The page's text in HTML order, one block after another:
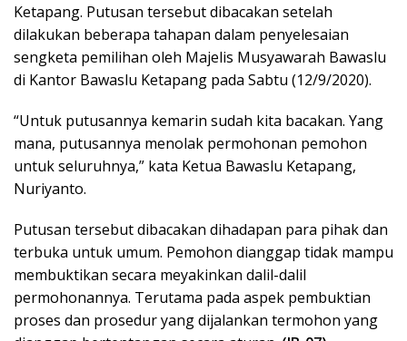
Ketapang. Putusan tersebut dibacakan setelah
dilakukan beberapa tahapan dalam penyelesaian
sengketa pemilihan oleh Majelis Musyawarah Bawaslu
di Kantor Bawaslu Ketapang pada Sabtu (12/9/2020).
“Untuk putusannya kemarin sudah kita bacakan. Yang
mana, putusannya menolak permohonan pemohon
untuk seluruhnya,” kata Ketua Bawaslu Ketapang,
Nuriyanto.
Putusan tersebut dibacakan dihadapan para pihak dan
terbuka untuk umum. Pemohon dianggap tidak mampu
membuktikan secara meyakinkan dalil-dalil
permohonannya. Terutama pada aspek pembuktian
proses dan prosedur yang dijalankan termohon yang